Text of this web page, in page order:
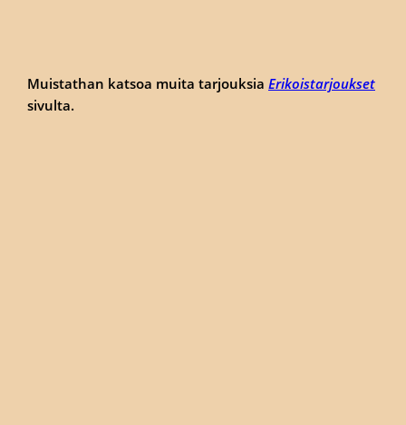
Muistathan katsoa muita tarjouksia Erikoistarjoukset
sivulta.